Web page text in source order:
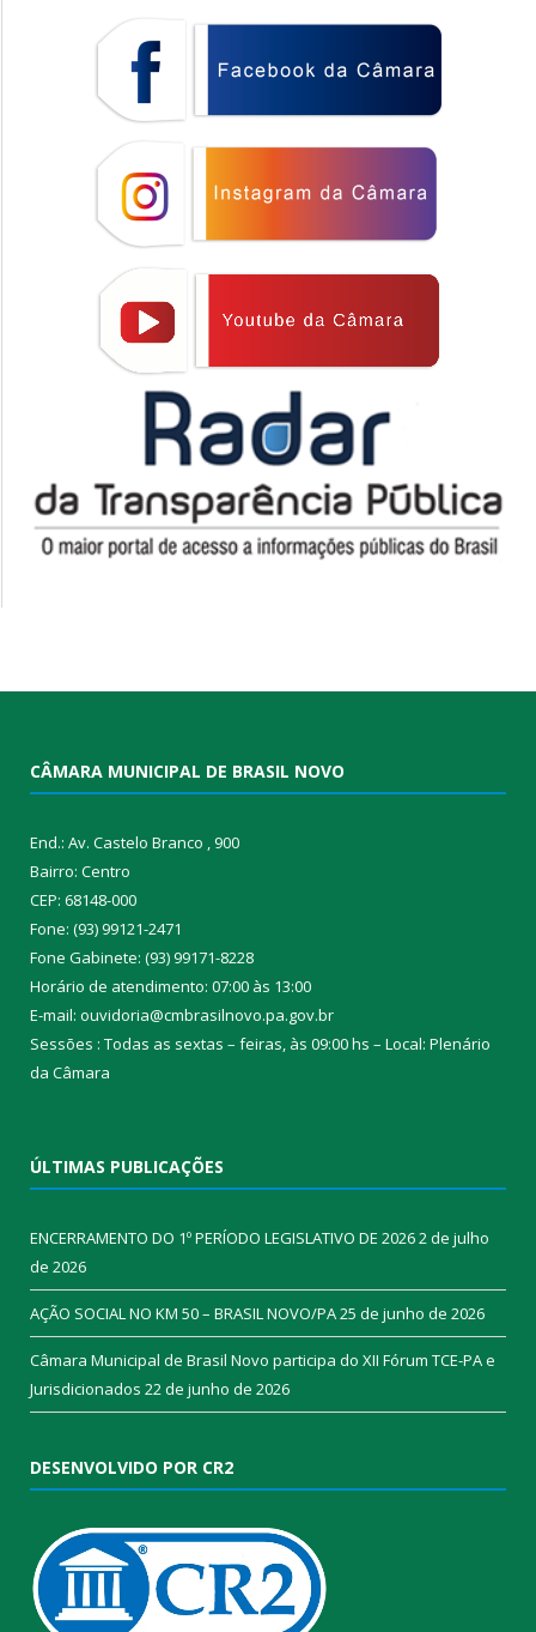
CÂMARA MUNICIPAL DE BRASIL NOVO
End.: Av. Castelo Branco , 900
Bairro: Centro
CEP: 68148-000
Fone: (93) 99121-2471
Fone Gabinete: (93) 99171-8228
Horário de atendimento: 07:00 às 13:00
E-mail: ouvidoria@cmbrasilnovo.pa.gov.br
Sessões : Todas as sextas – feiras, às 09:00 hs – Local: Plenário
da Câmara​
ÚLTIMAS PUBLICAÇÕES
ENCERRAMENTO DO 1º PERÍODO LEGISLATIVO DE 20262 de julho
de 2026
AÇÃO SOCIAL NO KM 50 – BRASIL NOVO/PA25 de junho de 2026
Câmara Municipal de Brasil Novo participa do XII Fórum TCE-PA e
Jurisdicionados 22 de junho de 2026
DESENVOLVIDO POR CR2